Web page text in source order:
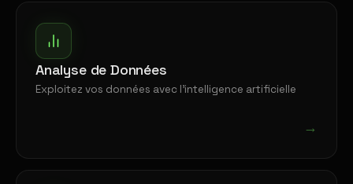
Analyse de Données
Exploitez vos données avec l'intelligence artificielle
→